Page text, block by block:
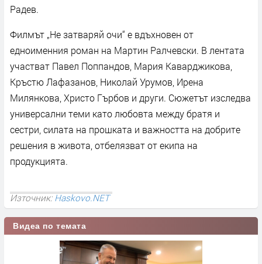
Радев.
Филмът „Не затваряй очи“ е вдъхновен от
едноименния роман на Мартин Ралчевски. В лентата
участват Павел Поппандов, Мария Каварджикова,
Кръстю Лафазанов, Николай Урумов, Ирена
Милянкова, Христо Гърбов и други. Сюжетът изследва
универсални теми като любовта между братя и
сестри, силата на прошката и важността на добрите
решения в живота, отбелязват от екипа на
продукцията.
Източник:Haskovo.NET
Видеа по темата